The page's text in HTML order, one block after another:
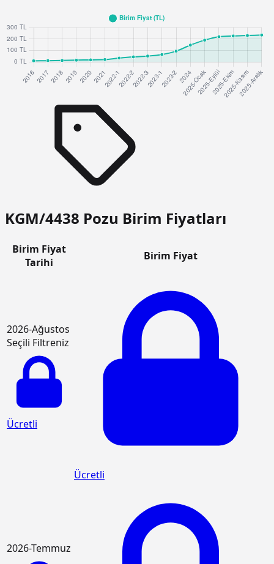
KGM/4438 Pozu Birim Fiyatları
Birim Fiyat
Tarihi
Birim Fiyat
2026-Ağustos
Seçili Filtreniz
Ücretli
Ücretli
2026-Temmuz